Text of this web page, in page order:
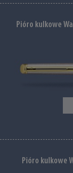
Pióro kulkowe
Pióro kulkowe